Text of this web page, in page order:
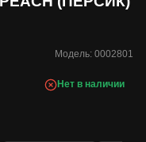
Модель: 0002801
Нет в наличии